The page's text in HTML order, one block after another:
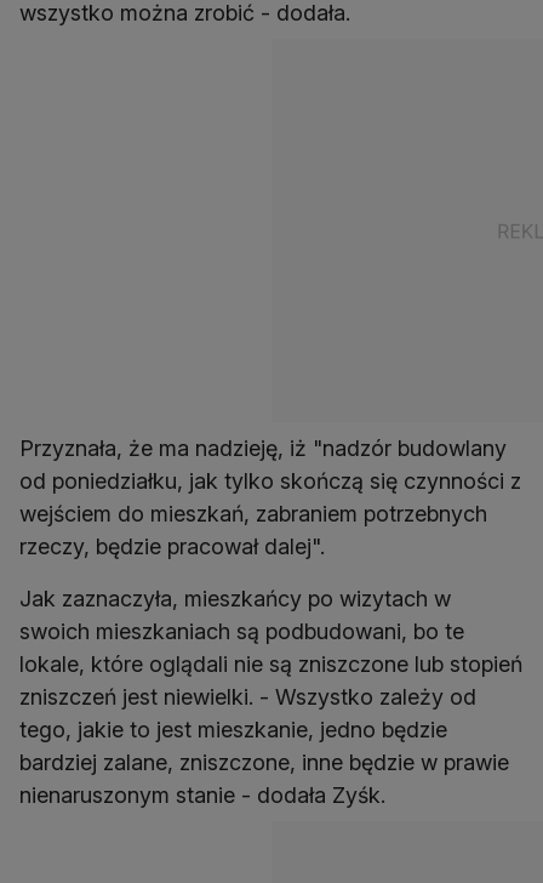
wszystko można zrobić - dodała.
Przyznała, że ma nadzieję, iż "nadzór budowlany
od poniedziałku, jak tylko skończą się czynności z
wejściem do mieszkań, zabraniem potrzebnych
rzeczy, będzie pracował dalej".
Jak zaznaczyła, mieszkańcy po wizytach w
swoich mieszkaniach są podbudowani, bo te
lokale, które oglądali nie są zniszczone lub stopień
zniszczeń jest niewielki. - Wszystko zależy od
tego, jakie to jest mieszkanie, jedno będzie
bardziej zalane, zniszczone, inne będzie w prawie
nienaruszonym stanie - dodała Zyśk.